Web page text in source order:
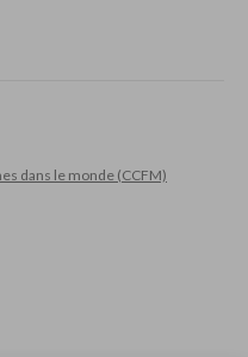
dans le monde (CCFM)